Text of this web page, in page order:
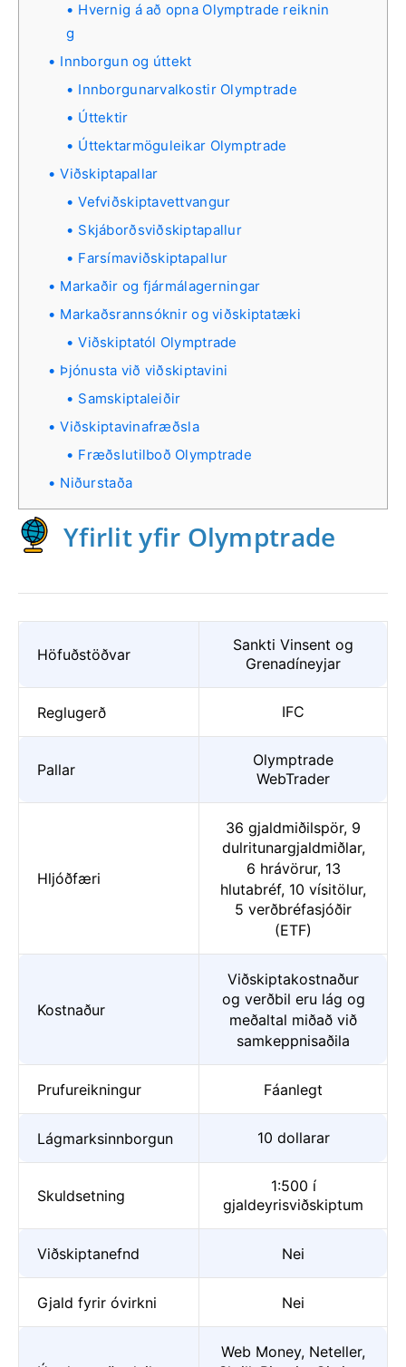
Hvernig á að opna Olymptrade reiknin
g
Innborgun og úttekt
Innborgunarvalkostir Olymptrade
Úttektir
Úttektarmöguleikar Olymptrade
Viðskiptapallar
Vefviðskiptavettvangur
Skjáborðsviðskiptapallur
Farsímaviðskiptapallur
Markaðir og fjármálagerningar
Markaðsrannsóknir og viðskiptatæki
Viðskiptatól Olymptrade
Þjónusta við viðskiptavini
Samskiptaleiðir
Viðskiptavinafræðsla
Fræðslutilboð Olymptrade
Niðurstaða
Yfirlit yfir Olymptrade
Höfuðstöðvar
Sankti Vinsent og
Grenadíneyjar
Reglugerð IFC
Pallar
Olymptrade
WebTrader
Hljóðfæri
36 gjaldmiðilspör, 9
dulritunargjaldmiðlar,
6 hrávörur, 13
hlutabréf, 10 vísitölur,
5 verðbréfasjóðir
(ETF)
Kostnaður
Viðskiptakostnaður
og verðbil eru lág og
meðaltal miðað við
samkeppnisaðila
Prufureikningur Fáanlegt
Lágmarksinnborgun 10 dollarar
Skuldsetning
1:500 í
gjaldeyrisviðskiptum
Viðskiptanefnd Nei
Gjald fyrir óvirkni Nei
Web Money, Neteller,